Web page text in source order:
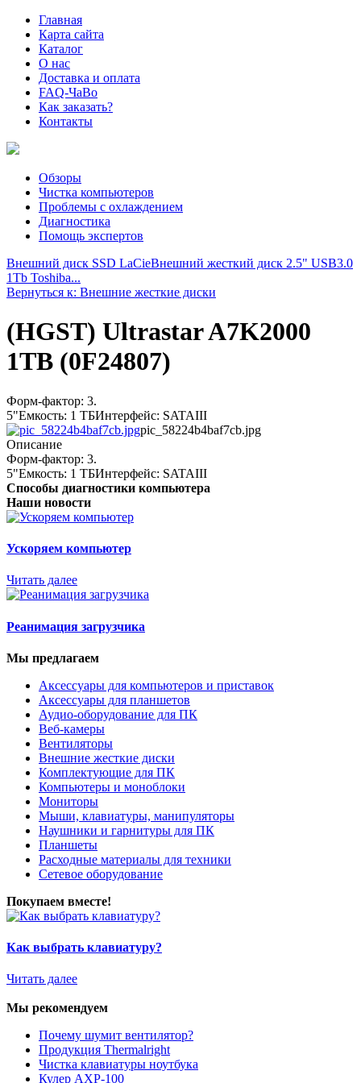
Главная
Карта сайта
Каталог
О нас
Доставка и оплата
FAQ-ЧаВо
Как заказать?
Контакты
Обзоры
Чистка компьютеров
Проблемы с охлаждением
Диагностика
Помощь экспертов
Внешний диск SSD LaCieВнешний жесткий диск 2.5" USB3.0
1Tb Toshiba...
Вернуться к: Внешние жесткие диски
(HGST) Ultrastar A7K2000
1TB (0F24807)
Форм-фактор: 3.
5"Емкость: 1 ТБИнтерфейс: SATAIII
pic_58224b4baf7cb.jpg
Описание
Форм-фактор: 3.
5"Емкость: 1 ТБИнтерфейс: SATAIII
Способы диагностики компьютера
Наши новости
Ускоряем компьютер
Читать далее
Реанимация загрузчика
Мы предлагаем
Аксессуары для компьютеров и приставок
Аксессуары для планшетов
Аудио-оборудование для ПК
Веб-камеры
Вентиляторы
Внешние жесткие диски
Комплектующие для ПК
Компьютеры и моноблоки
Мониторы
Мыши, клавиатуры, манипуляторы
Наушники и гарнитуры для ПК
Планшеты
Расходные материалы для техники
Сетевое оборудование
Покупаем вместе!
Как выбрать клавиатуру?
Читать далее
Мы рекомендуем
Почему шумит вентилятор?
Продукция Thermalright
Чистка клавиатуры ноутбука
Кулер AXP-100